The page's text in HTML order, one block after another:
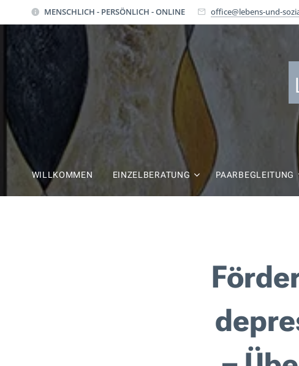
MENSCHLICH - PERSÖNLICH - ONLINE office@lebens-und-
WILLKOMMEN EINZELBERATUNG PAARBEGLEITUNG